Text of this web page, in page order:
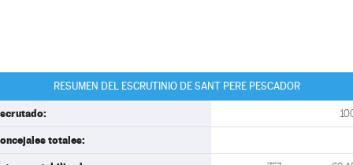
RESUMEN DEL ESCRUTINIO DE SANT PERE PESCADOR
totales: